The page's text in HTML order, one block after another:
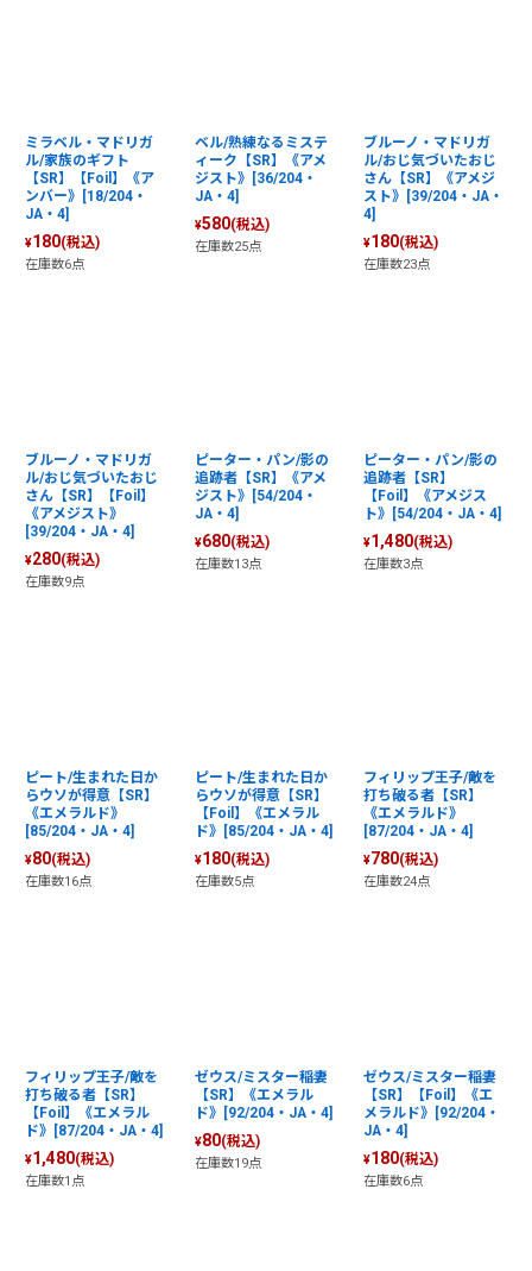
ミラベル・マドリガ
ル/家族のギフト
【SR】【Foil】《ア
ンバー》[18/204・
JA・4]
¥180(税込)
在庫数6点
ベル/熟練なるミステ
ィーク【SR】《アメ
ジスト》[36/204・
JA・4]
¥580(税込)
在庫数25点
ブルーノ・マドリガ
ル/おじ気づいたおじ
さん【SR】《アメジ
スト》[39/204・JA・
4]
¥180(税込)
在庫数23点
ブルーノ・マドリガ
ル/おじ気づいたおじ
さん【SR】【Foil】
《アメジスト》
[39/204・JA・4]
¥280(税込)
在庫数9点
ピーター・パン/影の
追跡者【SR】《アメ
ジスト》[54/204・
JA・4]
¥680(税込)
在庫数13点
ピーター・パン/影の
追跡者【SR】
【Foil】《アメジス
ト》[54/204・JA・4]
¥1,480(税込)
在庫数3点
ピート/生まれた日か
らウソが得意【SR】
《エメラルド》
[85/204・JA・4]
¥80(税込)
在庫数16点
ピート/生まれた日か
らウソが得意【SR】
【Foil】《エメラル
ド》[85/204・JA・4]
¥180(税込)
在庫数5点
フィリップ王子/敵を
打ち破る者【SR】
《エメラルド》
[87/204・JA・4]
¥780(税込)
在庫数24点
フィリップ王子/敵を
打ち破る者【SR】
【Foil】《エメラル
ド》[87/204・JA・4]
¥1,480(税込)
在庫数1点
ゼウス/ミスター稲妻
【SR】《エメラル
ド》[92/204・JA・4]
¥80(税込)
在庫数19点
ゼウス/ミスター稲妻
【SR】【Foil】《エ
メラルド》[92/204・
JA・4]
¥180(税込)
在庫数6点